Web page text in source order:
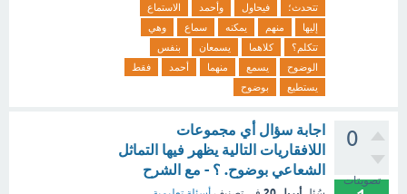
تتحدث؛ فيحاول وأحمد
الاستماع
إليها
منهم يمكنه سماع
وهي
تتكلم؟
كلاهما يسمعان
بنفس
الوضوح
يسمع منهما أحمد
فقط
يستطيع
بوضوح
0
تصويتات
اجابة سؤال أي مجموعات
اللافقاريات التالية يظهر فيها التماثل
الشعاعي بوضوح. ؟ - مع الشرح